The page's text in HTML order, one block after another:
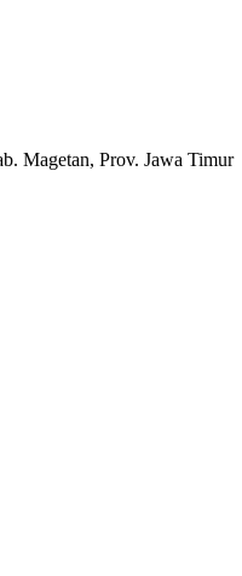
Magetan, Prov. Jawa Timur